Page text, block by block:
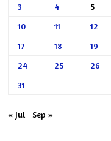
3
4 5
10
11 12
17
18 19
24
25 26
31
« Jul Sep »